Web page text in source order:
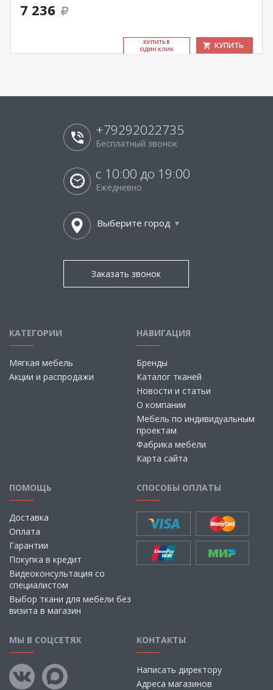
7 236
КУ­ПИТЬ В
ОДИН КЛИК
КУПИТЬ
+79292022735
Бесплатный звонок
с 10:00 до 19:00
Ежедневно
Выберите город
Заказать звонок
КАТЕГОРИИ
Мягкая мебель
Акции и распродажи
НАВИГАЦИЯ
Бренды
Каталог тканей
Новости и статьи
О компании
Мебель по индивидуальным
проектам
Фабрика мебели
Карта сайта
ПОМОЩЬ
Доставка
Оплата
Гарантии
Покупка в кредит
Видеоконсультация со
специалистом
Выбор ткани для мебели без
визита в магазин
СПОСОБЫ ОПЛАТЫ
МЫ В СОЦСЕТЯХ КОНТАКТЫ
Написать директору
Адреса магазинов